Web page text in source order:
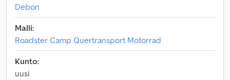
Debon
Malli:
Roadster Camp Quertransport Motorrad
Kunto:
uusi